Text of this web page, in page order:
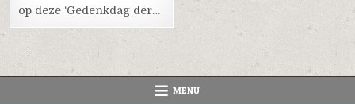
op deze ‘Gedenkdag der…
MENU